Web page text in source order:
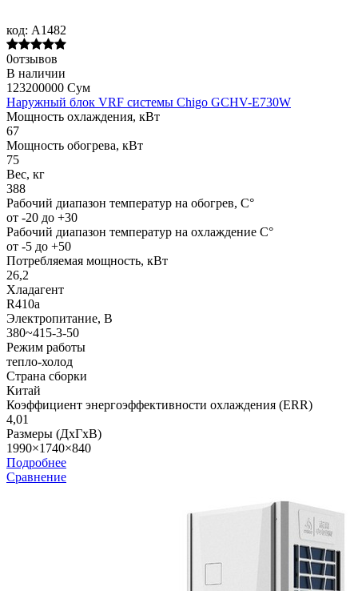
код: A1482
0отзывов
В наличии
123200000 Сум
Наружный блок VRF системы Chigo GCHV-E730W
Мощность охлаждения, кВт
67
Мощность обогрева, кВт
75
Вес, кг
388
Рабочий диапазон температур на обогрев, С°
от -20 до +30
Рабочий диапазон температур на охлаждение С°
от -5 до +50
Потребляемая мощность, кВт
26,2
Хладагент
R410a
Электропитание, В
380~415-3-50
Режим работы
тепло-холод
Страна сборки
Китай
Коэффициент энергоэффективности охлаждения (ERR)
4,01
Размеры (ДхГхВ)
1990×1740×840
Подробнее
Сравнение